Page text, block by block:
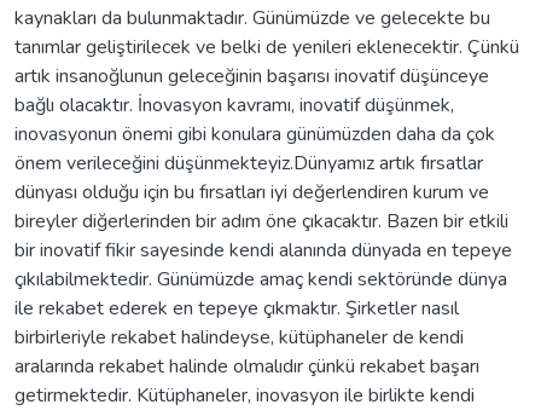
kaynakları da bulunmaktadır. Günümüzde ve gelecekte bu
tanımlar geliştirilecek ve belki de yenileri eklenecektir. Çünkü
artık insanoğlunun geleceğinin başarısı inovatif düşünceye
bağlı olacaktır. İnovasyon kavramı, inovatif düşünmek,
inovasyonun önemi gibi konulara günümüzden daha da çok
önem verileceğini düşünmekteyiz.Dünyamız artık fırsatlar
dünyası olduğu için bu fırsatları iyi değerlendiren kurum ve
bireyler diğerlerinden bir adım öne çıkacaktır. Bazen bir etkili
bir inovatif fikir sayesinde kendi alanında dünyada en tepeye
çıkılabilmektedir. Günümüzde amaç kendi sektöründe dünya
ile rekabet ederek en tepeye çıkmaktır. Şirketler nasıl
birbirleriyle rekabet halindeyse, kütüphaneler de kendi
aralarında rekabet halinde olmalıdır çünkü rekabet başarı
getirmektedir. Kütüphaneler, inovasyon ile birlikte kendi